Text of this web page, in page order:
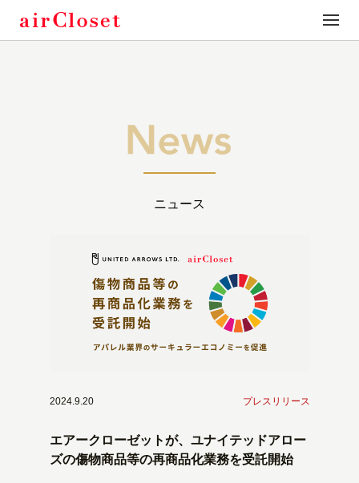
toggle
ニュース
2024.9.20 プレスリリース
エアークローゼットが、ユナイテッドアロー
ズの傷物商品等の再商品化業務を受託開始